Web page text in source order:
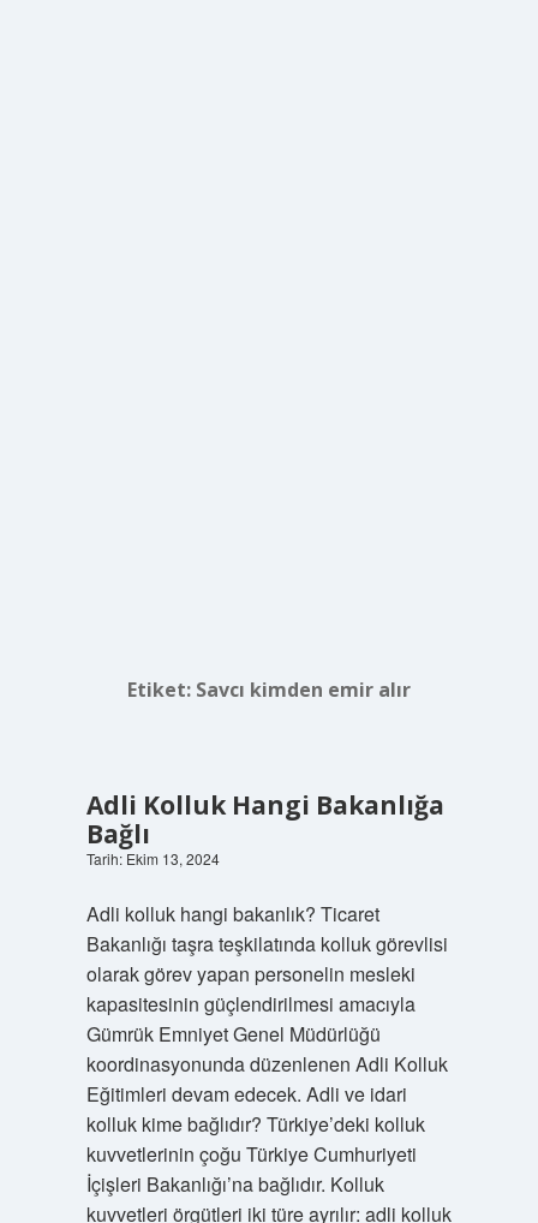
Etiket: Savcı kimden emir alır
Adli Kolluk Hangi Bakanlığa
Bağlı
Tarih: Ekim 13, 2024
Adli kolluk hangi bakanlık? Ticaret
Bakanlığı taşra teşkilatında kolluk görevlisi
olarak görev yapan personelin mesleki
kapasitesinin güçlendirilmesi amacıyla
Gümrük Emniyet Genel Müdürlüğü
koordinasyonunda düzenlenen Adli Kolluk
Eğitimleri devam edecek. Adli ve idari
kolluk kime bağlıdır? Türkiye’deki kolluk
kuvvetlerinin çoğu Türkiye Cumhuriyeti
İçişleri Bakanlığı’na bağlıdır. Kolluk
kuvvetleri örgütleri iki türe ayrılır: adli kolluk